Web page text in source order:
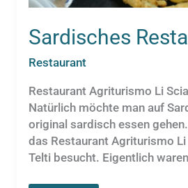
Sardisches
Restaurant
Restaurant Agriturismo Li
Natürlich möchte man auf
original sardisch essen
das Restaurant Agriturismo
Telti besucht. Eigentlich waren